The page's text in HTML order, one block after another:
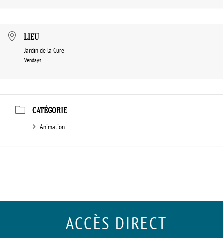
LIEU
Jardin de la Cure
Vendays
CATÉGORIE
Animation
ACCÈS DIRECT